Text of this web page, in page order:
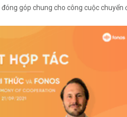
góp chung cho công cuộc chuyển